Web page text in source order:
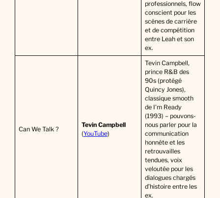
professionnels, flow
conscient pour les
scènes de carrière
et de compétition
entre Leah et son
ex.
Can We Talk ?
Tevin Campbell
(YouTube)
Tevin Campbell,
prince R&B des
90s (protégé
Quincy Jones),
classique smooth
de I’m Ready
(1993) – pouvons-
nous parler pour la
communication
honnête et les
retrouvailles
tendues, voix
veloutée pour les
dialogues chargés
d’histoire entre les
ex.